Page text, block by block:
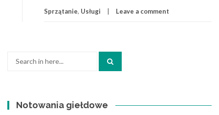
Sprzątanie, Usługi Leave a comment
Notowania giełdowe